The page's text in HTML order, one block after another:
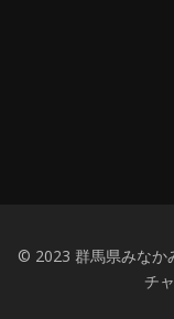
© 2023 群馬県みなか
チ